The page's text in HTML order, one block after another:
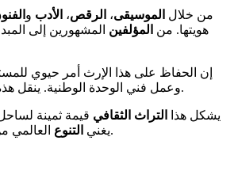
من خلال الموسيقى، الرقص، الأدب و
هويتها. من المؤلفين المشهورين إلى
إن الحفاظ على هذا الإرث أمر حيوي
وعمل فني الوحدة الوطنية. ينقل هذه القيم للأجيال القادمة.
يشكل هذا التراث الثقافي قيمة ثمينة
يغني التنوع العالمي من خلال أصالته وحيويته.